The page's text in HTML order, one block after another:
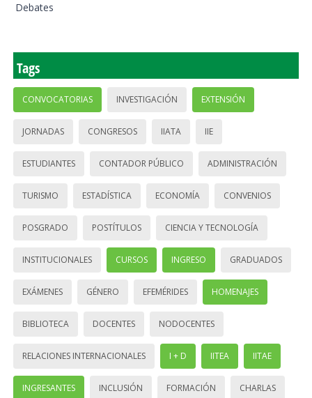
Debates
Tags
CONVOCATORIAS INVESTIGACIÓN EXTENSIÓN
JORNADAS CONGRESOS IIATA IIE
ESTUDIANTES CONTADOR PÚBLICO ADMINISTRACIÓN
TURISMO ESTADÍSTICA ECONOMÍA CONVENIOS
POSGRADO POSTÍTULOS CIENCIA Y TECNOLOGÍA
INSTITUCIONALES CURSOS INGRESO GRADUADOS
EXÁMENES GÉNERO EFEMÉRIDES HOMENAJES
BIBLIOTECA DOCENTES NODOCENTES
RELACIONES INTERNACIONALES I + D IITEA IITAE
INGRESANTES INCLUSIÓN FORMACIÓN CHARLAS